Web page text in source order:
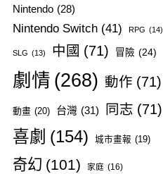
Nintendo (28)
Nintendo Switch (41) RPG (14)
SLG (13) 中國 (71) 冒險 (24)
劇情 (268) 動作 (71)
動畫 (20) 台灣 (31) 同志 (71)
喜劇 (154) 城市畫報 (19)
奇幻 (101) 家庭 (16)